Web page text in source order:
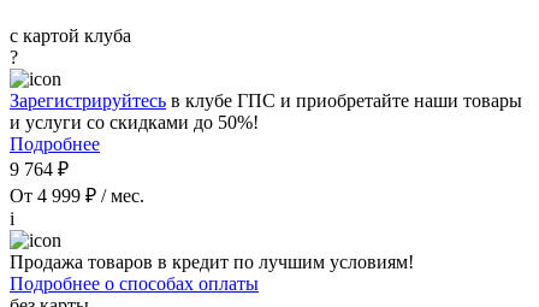
с картой клуба
?
Зарегистрируйтесь в клубе ГПС и приобретайте наши товары
и услуги со скидками до 50%!
Подробнее
9 764 ₽
От 4 999 ₽ / мес.
i
Продажа товаров в кредит по лучшим условиям!
Подробнее о способах оплаты